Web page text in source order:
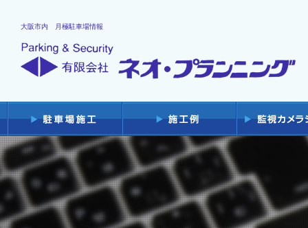
大阪市内 月極駐車場情報